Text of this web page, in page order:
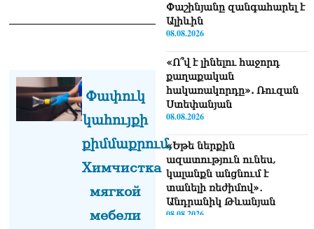
Փափուկ
կահույքի
քիմմաքրում,
Химчистка
мягкой
мебели
Փաշինյանը զանգահարել է
Ալիևին
08.08.2026
«Ո՞վ է լինելու հաջորդ
քաղաքական
հակառակորդը». Ռուզան
Ստեփանյան
08.08.2026
«Եթե ներքին
ազատություն ունես,
կալանքն անցնում է
տանելի ռեժիմով»․
Անդրանիկ Թևանյան
08.08.2026